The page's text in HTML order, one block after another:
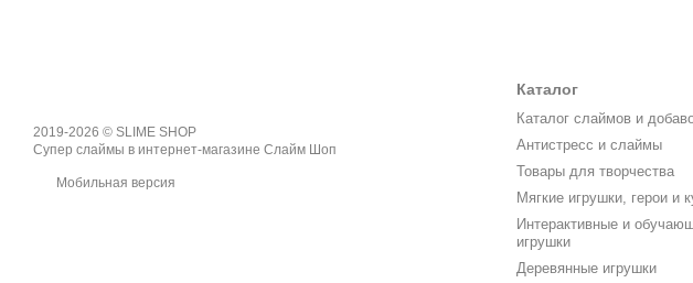
2019-2026 © SLIME SHOP
Супер слаймы в интернет-магазине Слайм Шоп
Мобильная версия
Каталог
Каталог слаймов и
Антистресс и слаймы
Товары для творчества
Мягкие игрушки, герои и
Интерактивные и
игрушки
Деревянные игрушки